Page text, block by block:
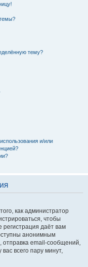
тему?
и/или
как администратор
чтобы
даёт вам
анонимным
email-сообщений,
вас всего пару минут,